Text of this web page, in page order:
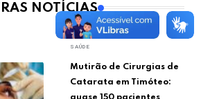
NOTÍCIAS
SAÚDE
Mutirão de Cirurgias de
Catarata em Timóteo:
quase 150 pacientes